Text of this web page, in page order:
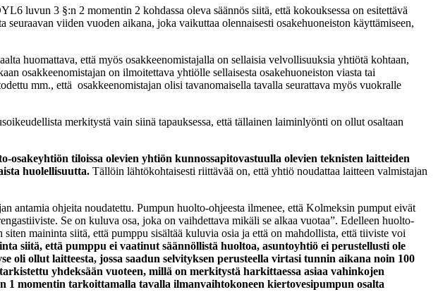
luvun 3 §:n 2 momentin 2 kohdassa oleva säännös siitä, että kokouksessa on esitettävä
viiden vuoden aikana, joka vaikuttaa olennaisesti osakehuoneiston käyttämiseen,
huomattava, että myös osakkeenomistajalla on sellaisia velvollisuuksia yhtiötä kohtaan,
osakkeenomistajan on ilmoitettava yhtiölle sellaisesta osakehuoneiston viasta tai
mm., että osakkeenomistajan olisi tavanomaisella tavalla seurattava myös vuokralle
merkitystä vain siinä tapauksessa, että tällainen laiminlyönti on ollut osaltaan
tiloissa olevien yhtiön kunnossapitovastuulla olevien teknisten laitteiden
huolellisuutta. Tällöin lähtökohtaisesti riittävää on, että yhtiö noudattaa laitteen valmistajan
antamia ohjeita noudatettu. Pumpun huolto-ohjeesta ilmenee, että Kolmeksin pumput eivät
Se on kuluva osa, joka on vaihdettava mikäli se alkaa vuotaa”. Edelleen huolto-
maininta siitä, että pumppu sisältää kuluvia osia ja että on mahdollista, että tiiviste voi
siitä, että pumppu ei vaatinut säännöllistä huoltoa, asuntoyhtiö ei perustellusti ole
ollut laitteesta, jossa saadun selvityksen perusteella virtasi tunnin aikana noin 100
yhdeksään vuoteen, millä on merkitystä harkittaessa asiaa vahinkojen
1 momentin tarkoittamalla tavalla ilmanvaihtokoneen kiertovesipumpun osalta